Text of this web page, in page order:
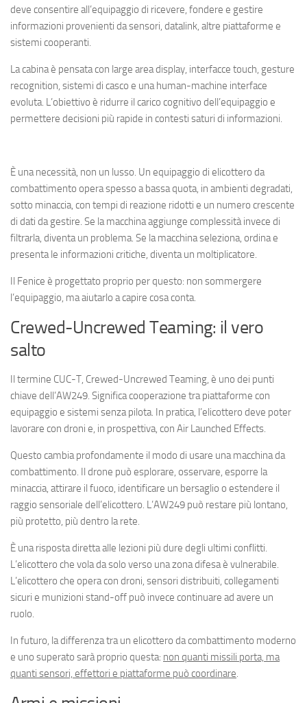
deve consentire all’equipaggio di ricevere, fondere e gestire
informazioni provenienti da sensori, datalink, altre piattaforme e
sistemi cooperanti.
La cabina è pensata con large area display, interfacce touch, gesture
recognition, sistemi di casco e una human-machine interface
evoluta. L’obiettivo è ridurre il carico cognitivo dell’equipaggio e
permettere decisioni più rapide in contesti saturi di informazioni.
È una necessità, non un lusso. Un equipaggio di elicottero da
combattimento opera spesso a bassa quota, in ambienti degradati,
sotto minaccia, con tempi di reazione ridotti e un numero crescente
di dati da gestire. Se la macchina aggiunge complessità invece di
filtrarla, diventa un problema. Se la macchina seleziona, ordina e
presenta le informazioni critiche, diventa un moltiplicatore.
Il Fenice è progettato proprio per questo: non sommergere
l’equipaggio, ma aiutarlo a capire cosa conta.
Crewed-Uncrewed Teaming: il vero
salto
Il termine CUC-T, Crewed-Uncrewed Teaming, è uno dei punti
chiave dell’AW249. Significa cooperazione tra piattaforme con
equipaggio e sistemi senza pilota. In pratica, l’elicottero deve poter
lavorare con droni e, in prospettiva, con Air Launched Effects.
Questo cambia profondamente il modo di usare una macchina da
combattimento. Il drone può esplorare, osservare, esporre la
minaccia, attirare il fuoco, identificare un bersaglio o estendere il
raggio sensoriale dell’elicottero. L’AW249 può restare più lontano,
più protetto, più dentro la rete.
È una risposta diretta alle lezioni più dure degli ultimi conflitti.
L’elicottero che vola da solo verso una zona difesa è vulnerabile.
L’elicottero che opera con droni, sensori distribuiti, collegamenti
sicuri e munizioni stand-off può invece continuare ad avere un
ruolo.
In futuro, la differenza tra un elicottero da combattimento moderno
e uno superato sarà proprio questa: non quanti missili porta, ma
quanti sensori, effettori e piattaforme può coordinare.